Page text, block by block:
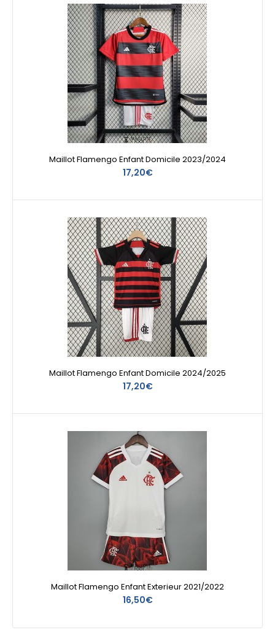
Maillot Flamengo Enfant Domicile 2023/2024
17,20€
Maillot Flamengo Enfant Domicile 2024/2025
17,20€
Maillot Flamengo Enfant Exterieur 2021/2022
16,50€